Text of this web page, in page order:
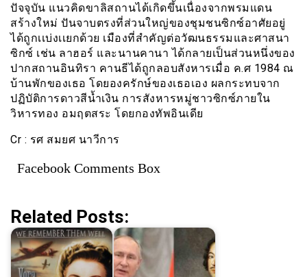
ปัจจุบัน แนวคิดขาลิสถานได้เกิดขึ้นเนื่องจากพรมแดน
สร้างใหม่ ปันจาบตรงที่ส่วนใหญ่ของชุมชนซิกซ์อาศัยอยู่
ได้ถูกเเบ่งเเยกด้วย เมืองที่สำคัญต่อวัฒนธรรมและศาสนา
ซิกซ์ เช่น ลาฮอร์ และนานคานา ได้กลายเป็นส่วนหนึ่งของ
ปากสถานอินทิรา คานธีได้ถูกลอบสังหารเมื่อ ค.ศ 1984 ณ
บ้านพักของเธอ โดยองครักษ์ของเธอเอง ผลกระทบจาก
ปฏิบัติการดาวสีน้ำเงิน การสังหารหมู่ชาวซิกซ์ภายใน
วิหารทอง อมฤตสระ โดยกองทัพอินเดีย
Cr : รศ สมยศ นาวีการ
Facebook Comments Box
Related Posts: